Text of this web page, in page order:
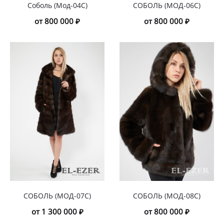
Соболь (Мод-04С)
от 800 000 ₽
СОБОЛЬ (МОД-06С)
от 800 000 ₽
СОБОЛЬ (МОД-07С)
от 1 300 000 ₽
СОБОЛЬ (МОД-08С)
от 800 000 ₽